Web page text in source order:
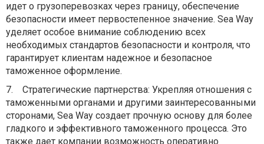
идет о грузоперевозках через границу, обеспечение
безопасности имеет первостепенное значение. Sea Way
уделяет особое внимание соблюдению всех
необходимых стандартов безопасности и контроля, что
гарантирует клиентам надежное и безопасное
таможенное оформление.
7.
Стратегические партнерства: Укрепляя отношения с
таможенными органами и другими заинтересованными
сторонами, Sea Way создает прочную основу для более
гладкого и эффективного таможенного процесса. Это
также дает компании возможность оперативно